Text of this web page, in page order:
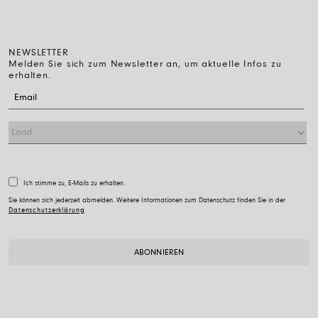
NEWSLETTER
Melden Sie sich zum Newsletter an, um aktuelle Infos zu
erhalten.
Ich stimme zu, E-Mails zu erhalten.
Sie können sich jederzeit abmelden. Weitere Informationen zum Datenschutz finden Sie in der
Datenschutzerklärung